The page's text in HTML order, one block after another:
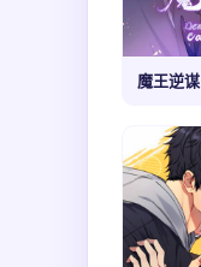
魔王逆谋